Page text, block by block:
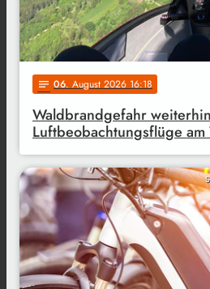
notes 06. August 2026 16:18
Waldbrandgefahr
Luftbeobachtungsflüge